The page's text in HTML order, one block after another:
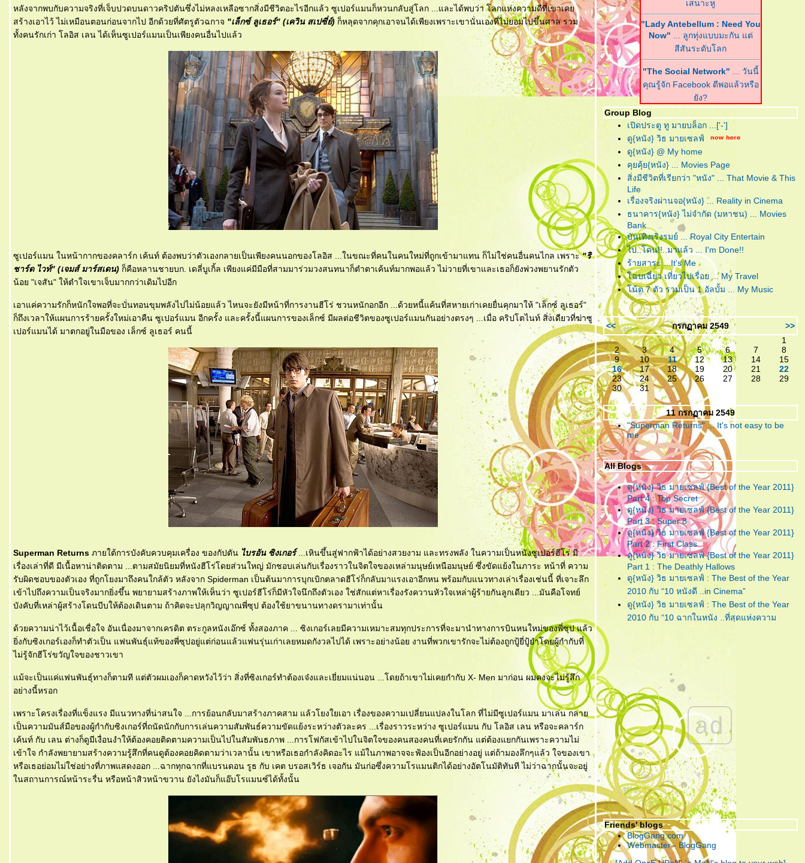
หลังจากพบกับความจริงที่เจ็บปวดบนดาวคริปตันซึ่งไม่หลงเหลือซากสิ่งมีชีวิตอะไรอีกแล้ว ซูเปอร์แมนก็หวนกลับสู่โลก ...และได้พบว่า โลกแห่งความดีที่เขาเค
สร้างเอาไว้ ไม่เหมือนตอนก่อนจากไป อีกด้วยที่ศัตรูตัวฉกาจ "เล็กซ์ ลูเธอร์" (เควิน สเปซี่ย์) ก็หลุดจากคุกเอาจนได้เพียงเพราะเขานั่นเองที่ไม่ยอมไปขึ้นศาล รวม
ทั้งคนรักเก่า โลอิส เลน ได้เห็นซูเปอร์แมนเป็นเพียงคนอื่นไปแล้ว
ซูเปอร์แมน ในหน้ากากของคลาร์ก เค้นท์ ต้องพบว่าตัวเองกลายเป็นเพียงคนนอกของโลอิส ...ในขณะที่คนในคนใหม่ที่ถูกเข้ามาแทน ก็ไม่ใช่คนอื่นคนไกล เพราะ"ริ
ชาร์ด ไวท์" (เจมส์ มาร์สเดน) ก็คือหลานชายบก. เดลี่บูเกิ้ล เพียงแค่มีมือที่สามมาร่วมวงสนทนาก็ตำตาเค้นท์มากพอแล้ว ไม่วายที่เขาและเธอก็ยังพ่วงพยานรักตัว
น้อย "เจสัน" ให้ตำใจเขาเจ็บมากกว่าเดิมไปอีก
เอาแค่ความรักก็หนักใจพอที่จะบั่นทอนขุมพลังไปไม่น้อยแล้ว ไหนจะยังมีหน้าที่การงานฮีโร่ ชวนหนักอกอีก ...ด้วยหนี้แค้นที่สหายเก่าเคยยื่นคุกมาให้ "เล็กซ์ ลูเธอร์"
ก็ถึงเวลาให้แผนการร้ายครั้งใหม่เอาคืน ซูเปอร์แมน อีกครั้ง และครั้งนี้แผนการของเล็กซ์ มีผลต่อชีวิตของซูเปอร์แมนกันอย่างตรงๆ ...เมื่อ คริปโตไนท์ สิ่งเดียวที่ฆ่าซู
เปอร์แมนได้ มาตกอยู่ในมือของ เล็กซ์ ลูเธอร์ คนนี้
Superman Returns ภายใต้การบังคับควบคุมเครื่อง ของกัปตัน ไบรอัน ซิงเกอร์...เหินขึ้นสู่ฟากฟ้าได้อย่างสวยงาม และทรงพลัง ในความเป็นหนังซูเปอร์ฮีโร่ มี
เรื่องเล่าที่ดี มีเนื้อหาน่าติดตาม ...ตามสมัยนิยมที่หนังฮีโร่โดยส่วนใหญ่ มักชอบเล่นกับเรื่องราวในจิตใจของเหล่ามนุษย์เหนือมนุษย์ ซึ่งขัดแย้งในภาระ หน้าที่ ความ
รับผิดชอบของตัวเอง ที่ถูกโยงมาถึงคนใกล้ตัว หลังจาก Spiderman เป็นต้นมาการบุกเบิกตลาดฮีโร่ก็กลับมาแรงเอาอีกหน พร้อมกับแนวทางเล่าเรื่องเช่นนี้ ที่เจาะลึก
เข้าไปถึงความเป็นจริงมากยิ่งขึ้น พยายามสร้างภาพให้เห็นว่า ซูเปอร์ฮีโร่ก็มีหัวใจนึกถึงตัวเอง ใช่สักแต่หาเรื่องรังควานหัวใจเหล่าผู้ร้ายกันลูกเดียว ...มันคือโจทย์
บังคับที่เหล่าผู้สร้างโดนบีบให้ต้องเดินตาม ถ้าคิดจะปลุกวิญญาณพี่ซุป ต้องใช้ยาขนานทางดรามาเท่านั้น
ด้วยความน่าไว้เนื้อเชื่อใจ อันเนื่องมาจากเครดิต ตระกูลหนังเอ๊กซ์ ทั้งสองภาค ... ซิงเกอร์เลยมีความเหมาะสมทุกประการที่จะมานำทางการบินหนใหม่ของพี่ซุป แล้ว
ิ่งกับซิงเกอร์เองก็ทำตัวเป็น แฟนพันธุ์แท้ของพี่ซุปอยู่แต่ก่อนแล้วแฟนรุ่นเก่าเลยหมดกังวลไปได้ เพราะอย่างน้อย งานที่พวกเขารักจะไม่ต้องถูกปู้ยี่ปู้ยำโดยผู้กำกับที่
ไม่รู้จักฮีโร่ขวัญใจของชาวเขา
ม้จะเป็นแค่แฟนพันธุ์ทางก็ตามที แต่ตัวผมเองก็คาดหวังไว้ว่า สิ่งที่ซิงเกอร์ทำต้องเจ๋งและเยี่ยมแน่นอน ...โดยถ้าเขาไม่เคยกำกับ X- Men มาก่อน ผมคงจะไม่รู้สึก
อย่างนี้หรอก
เพราะโครงเรื่องที่แข็งแรง มีแนวทางที่น่าสนใจ ...การย้อนกลับมาสร้างภาคสาม แล้วโยงใยเอา เรื่องของความเปลี่ยนแปลงในโลก ที่ไม่มีซูเปอร์แมน มาเล่น กลา
เป็นความมันส์มือของผู้กำกับซิงเกอร์ที่ถนัดนักกับการเล่นความสัมพันธ์ความขัดแย้งระหว่างตัวละคร ...เรื่องราวระหว่าง ซูเปอร์แมน กับ โลอิส เลน หรือจะคลาร์ก
เค้นท์ กับ เลน ต่างก็ดูมีเงื่อนงำให้ต้องคอยติดตามความเป็นไปในสัมพันธภาพ ...การโฟกัสเข้าไปในจิตใจของคนสองคนที่เคยรักกัน แต่ต้องแยกกันเพราะความไม่
เข้าใจ กำลังพยายามสร้างความรู้สึกที่คนดูต้องคอยคิดตามว่าเวลานั้น เขาหรือเธอกำลังคิดอะไร แม้ในภาพอาจจะฟ้องเป็นอีกอย่างอยู่ แต่ถ้ามองลึกๆแล้ว ใจของเขา
หรือเธอย่อมไม่ใช่อย่างที่ภาพแสดงออก ...ฉากทุกฉากที่แบรนดอน รูธ กับ เคต บรอสเวิร์ธ เจอกัน มันก่อซึ่งความโรแมนติกได้อย่างอัตโนมัติทันที ไม่ว่าฉากนั้นจะอยู่
นสถานการณ์หน้าระรื่น หรือหน้าสิวหน้าขวาน ยังไงมันก็แอ๊บโรแมนซ์ได้ทั้งนั้น
เสนาะหู
"Lady Antebellum : Need You
Now" ... ลูกทุ่งแบบมะกัน แต่
สีสันระดับโลก
"The Social Network" ... วันนี้
คุณรู้จัก Facebook ดีพอแล้วหรือ
ัง?
"Harry Potter and the Deathly
Hallows : Part I" ... ฉันต้องเปิด
เพื่อจะปิด!
"Scrubb : Kid"... คำตอบของ
เพลงอินดี้ที่ฟังง่าย อยู่ในอัลบั้มนี้
"Due Date"... รวมกันเราต้องอยู่
(กรุณา)อย่าทิ้งตูเป็นอันขาด!!?
"B.o.B. Presents: The
Adventures of Bobby Ray"
อาจเป็นฮิปฮอปหน้าใหม่ แต่ไม่ขอ
ึดติดความฮิป
"RED"... โตอย่างสมวัย แก่อย่าง
มีคุณภาพ และจงระห่ำอย่างไม่
เหลืออะไรจะเสีย!
"ห้องตรงข้าม หัวใจตรงกัน"
...
(หนังสั้น)แบบตัวเต็ม ที่ไม่มีอะไร
มากมาย แต่ก็ยังมีความจริงใจ!
"ห้องตรงข้าม หัวใจตรงกัน"...
กับตัวอย่างน้ำจิ้ม ของหนังสั้นที่
คงจะมีอะไรๆอยู่ในนั้น
"อินทรีแดง"... สมศักดิ์ศรีที่ได้
กลับมา ..วีรบุรุษที่หนังไท
ต้องการ!
"ชั่วฟ้าดินสลาย"... เมื่อคำ “รัก”
มีค่าเท่าคำว่า “ร้าย” คงทำลายคน
ทั้งหลายให้วายวอด
"Resident Evil : Afterlife"
สงครามยังไม่จบ ยังต้องนับศพ
ซอมบี้จนเบื่อกันไปข้าง!!
"Lula : Twist" ... เพลงฟังชวน
เพลิน จากคนเพลินๆ ที่ชื่อ 'ลุลา'
"CHARICE"
เล็กแห่ง ‘เอเชีย’ ที่คู่ควรกับการ
เจียระไนโดย ‘อเมริกา’
"กวน มึน โฮ"... ความรัก อาจแพ้
บ้างอะไรบ้าง แต่ ความ ‘เห็นแก่
ตัว’ เอาชนะได้ทุกสิ่ง!
Group Blog
เปิดประตู ทู มายบล็อก ...['-']
ดู{หนัง} วิธ มายเซลฟ์
ดู{หนัง} @ My home
คุยคุ้ย{หนัง} ... Movies Page
สิ่งมีชีวิตที่เรียกว่า "หนัง" ... That Movie & This
Life
เรื่องจริงผ่านจอ{หนัง} ... Reality in Cinema
ธนาคาร{หนัง} ไม่จำกัด (มหาชน) ... Movies
Bank
บันเทิงเริงรมย์ ... Royal City Entertain
ไป..โดน!!..มาแล้ว ... I'm Done!!
ร้ายสาระ ...It's Me
ฉบเฉี่ยว เที่ยวไปเรื่อย ... My Travel
น้ต 7 ตัว รวมเป็น 1 อัลบั้ม ... My Music
<< กรกฏาคม 2549
>>
1
2
3 4 5 6 7
8
9
10 11 12 13 14
15
16
17 18 19 20 21
22
23
24 25 26 27 28
29
30
31
11 กรกฏาคม 2549
"Superman Returns" ... It's not easy to be
me
All Blogs
ดู{หนัง} วิธ มายเซลฟ์ {Best of the Year 2011}
Part 4 : Top Secret
ดู{หนัง} วิธ มายเซลฟ์ {Best of the Year 2011}
Part 3 : Super 8
ดู{หนัง} วิธ มายเซลฟ์ {Best of the Year 2011}
Part 2 : First Class
ดู{หนัง} วิธ มายเซลฟ์ {Best of the Year 2011}
Part 1 : The Deathly Hallows
ดู{หนัง} วิธ มายเซลฟ์ : The Best of the Year
2010 กับ “10 หนังดี ..in Cinema”
ดู{หนัง} วิธ มายเซลฟ์ : The Best of the Year
2010 กับ “10 ฉากในหนัง ..ที่สุดแห่งความ
2010 กับ “การแสดง ..ที่สุดแห่งความประทับใจ”
2010 กับ “10 หนังดี ..in My Home”
ดู{หนัง} วิธ มายเซลฟ์ : The Best of the Year
2010 กับ “5 หนังไม่สนุก ให้อยากลืม เป็นที่สุด”
"The Social Network" ... วันนี้ คุณรู้จัก
Facebook ดีพอแล้วหรือยัง?
"Harry Potter and the Deathly Hallows : Part
I" ... ฉันต้องเปิด เพื่อจะปิด!
"Due Date" ... รวมกันเราต้องอยู่ (กรุณา)อย่าทิ้ง
ตูเป็นอันขาด!!?
"RED" ... โตอย่างสมวัย แก่อย่างมีคุณภาพ และ
จงระห่ำอย่างไม่เหลืออะไรจะเสีย!
"อินทรีแดง" ... สมศักดิ์ศรีที่ได้กลับมา ..วีรบุรุษที่
หนังไทยต้องการ!
"ชั่วฟ้าดินสลาย" ... เมื่อคำ “รัก” มีค่าเท่าคำว่า
ad
Friends' blogs
BlogGang.com
Webmaster - BlogGang